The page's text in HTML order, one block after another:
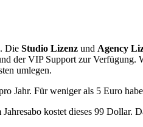
Die Studio Lizenz und Agency
der VIP Support zur
umlegen.
Jahr. Für weniger als 5 Euro
kostet dieses 99